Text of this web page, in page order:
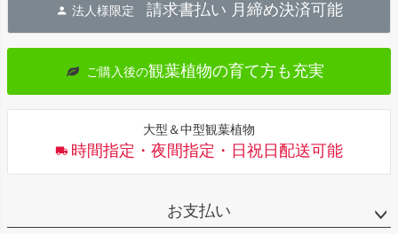
へ
法人様限定 請求書払い 月締め決済可能
ご購入後の観葉植物の育て方も充実
大型＆中型観葉植物
時間指定・夜間指定・日祝日配送可能
お支払い